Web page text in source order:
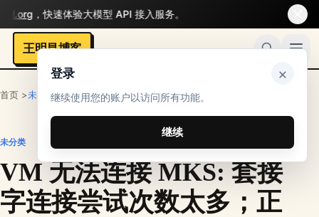
登录 ×
继续使用您的账户以访问所有功能。
继续
，快速体验大模型 API 接入服务。
王明昌博客
首页 >未分类
未分类
VM 无法连接 MKS: 套接
字连接尝试次数太多；正